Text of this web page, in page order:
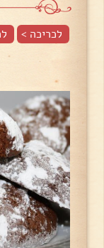
לכריכה >